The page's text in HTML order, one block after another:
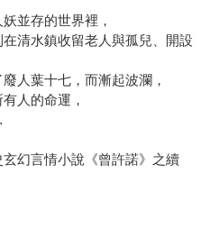
並存的世界裡，
清水鎮收留老人與孤兒、開設
人葉十七，而漸起波瀾，
人的命運，
玄幻言情小說《曾許諾》之續